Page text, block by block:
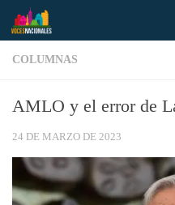
Saltar al contenido
COLUMNAS
AMLO y el error de
24 DE MARZO DE 2023